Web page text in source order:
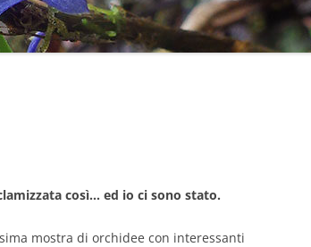
così… ed io ci sono stato.
mostra di orchidee con interessanti